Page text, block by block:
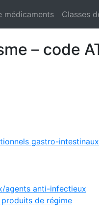
médicaments Classes
– code
gastro-intestinaux
agents anti-infectieux
de régime